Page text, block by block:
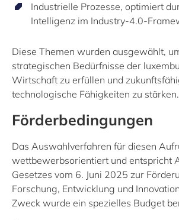
Industrielle Prozesse, optimiert
Intelligenz im Industry-4.0-
Diese Themen wurden ausgewählt,
strategischen Bedürfnisse der
Wirtschaft zu erfüllen und
technologische Fähigkeiten zu stärken.
Förderbedingungen
Das Auswahlverfahren für diesen
wettbewerbsorientiert und entspricht
Gesetzes vom 6. Juni 2025 zur
Forschung, Entwicklung und
Zweck wurde ein spezielles Budget